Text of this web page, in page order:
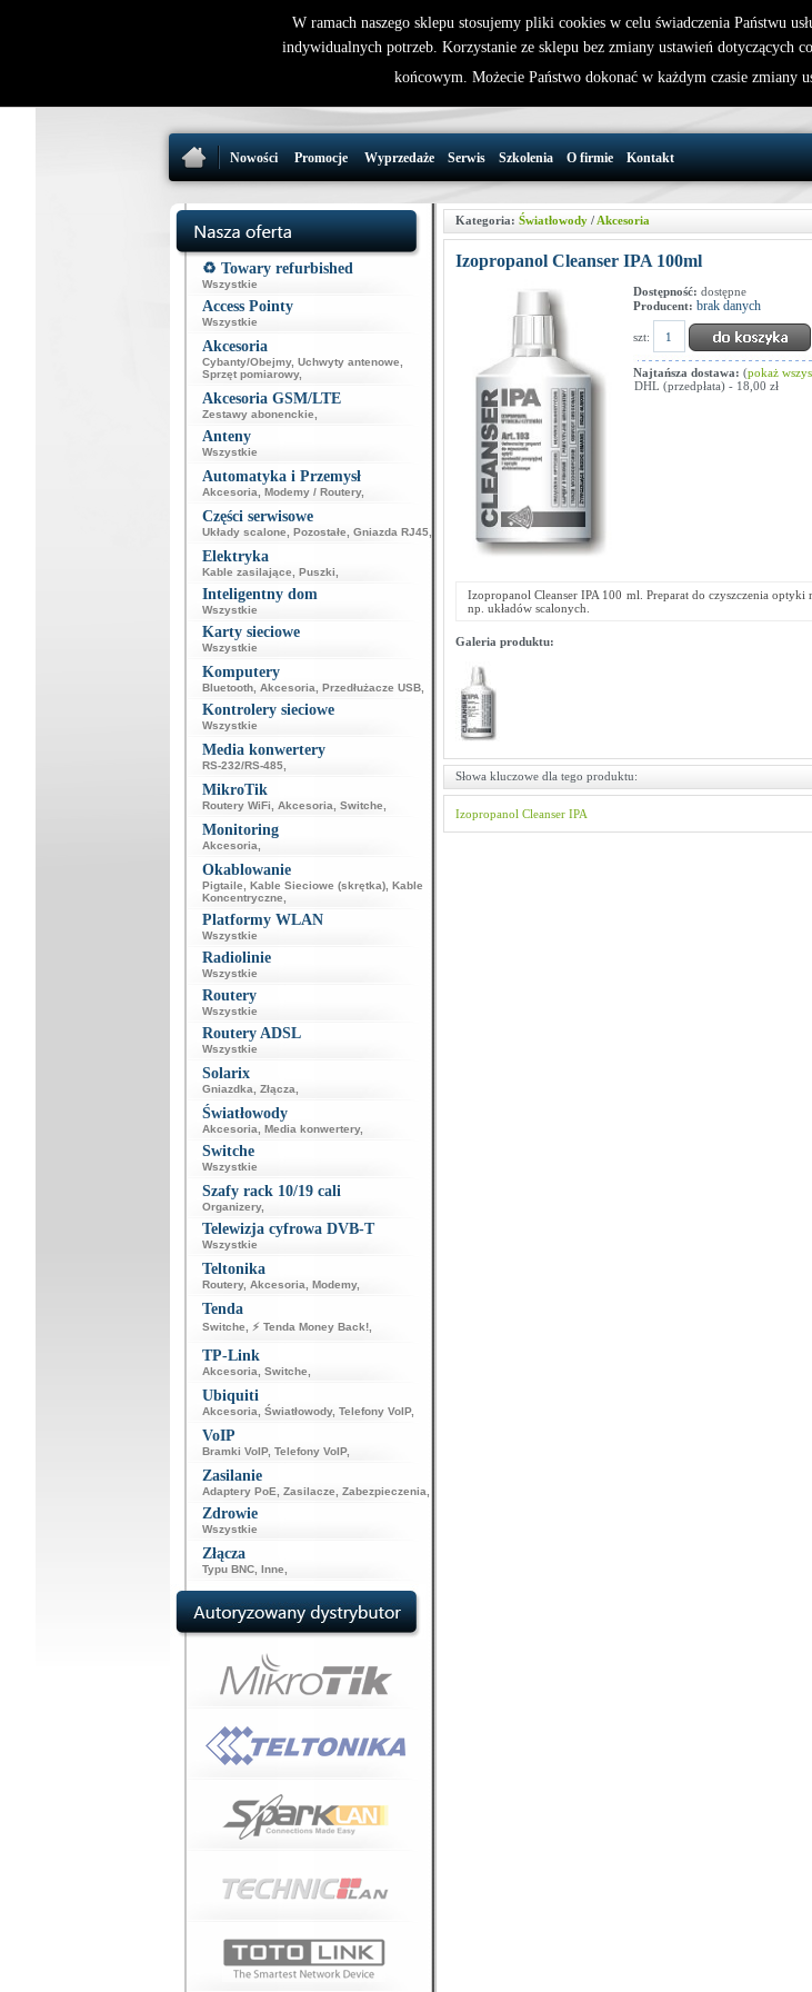
32 721 86 72
support@wirelesslan.com.pl
Nowości Promocje Wyprzedaże Serwis Szkolenia O firmie Kontakt
♻️ Towary refurbished
Wszystkie
Access Pointy
Wszystkie
Akcesoria
Cybanty/Obejmy, Uchwyty antenowe
Sprzęt pomiarowy,
Akcesoria GSM/LTE
Zestawy abonenckie
Anteny
Wszystkie
Automatyka i Przemysł
Akcesoria Modemy / Routery,
Części serwisowe
Układy scalone Pozostałe Gniazda RJ45,
Elektryka
Kable zasilające Puszki
Inteligentny dom
Wszystkie
Karty sieciowe
Wszystkie
Komputery
Bluetooth, Akcesoria Przedłużacze USB,
Kontrolery sieciowe
Wszystkie
Media konwertery
RS-232/RS-485,
MikroTik
Routery WiFi Akcesoria Switche
Monitoring
Akcesoria
Okablowanie
Pigtaile Kable Sieciowe (skrętka), Kable
Koncentryczne
Platformy WLAN
Wszystkie
Radiolinie
Wszystkie
Routery
Wszystkie
Routery ADSL
Wszystkie
Solarix
Gniazdka Złącza
Światłowody
Akcesoria Media konwertery,
Switche
Wszystkie
Szafy rack 10/19 cali
Organizery,
Telewizja cyfrowa DVB-T
Wszystkie
Teltonika
Routery, Akcesoria Modemy,
Tenda
Switche ⚡ Tenda Money Back!,
TP-Link
Akcesoria Switche
Ubiquiti
Akcesoria Światłowody, Telefony VoIP,
VoIP
Bramki VoIP, Telefony VoIP,
Zasilanie
Adaptery PoE Zasilacze Zabezpieczenia
Zdrowie
Wszystkie
Złącza
Typu BNC, Inne
Kategoria: Światłowody / Akcesoria
Izopropanol Cleanser IPA 100ml
Dostępność: dostępne
Producent: brak danych
szt:
Najtańsza dostawa: (pokaż
DHL (przedpłata) - 18,00 zł
Izopropanol Cleanser IPA 100 ml. Preparat do czyszczenia
np. układów scalonych.
Galeria produktu:
Słowa kluczowe dla tego produktu:
Izopropanol Cleanser IPA
W ramach naszego sklepu stosujemy pliki cookies w celu świadczenia Państwu
indywidualnych potrzeb. Korzystanie ze sklepu bez zmiany ustawień dotyczących
końcowym. Możecie Państwo dokonać w każdym czasie zmiany